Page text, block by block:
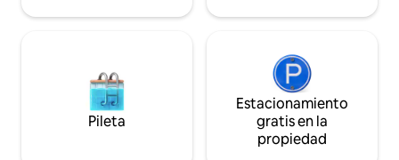
restaurantes y cafeterías cerca, además
ciudad y a otras partes de la ciudad. El
aparcamiento en la calle es
relativamente fácil alrededor del
apartamento y ofrecemos pegatinas de
aparcamiento residencial gratuitas en el
Pileta
Estacionamiento
gratis en la
propiedad